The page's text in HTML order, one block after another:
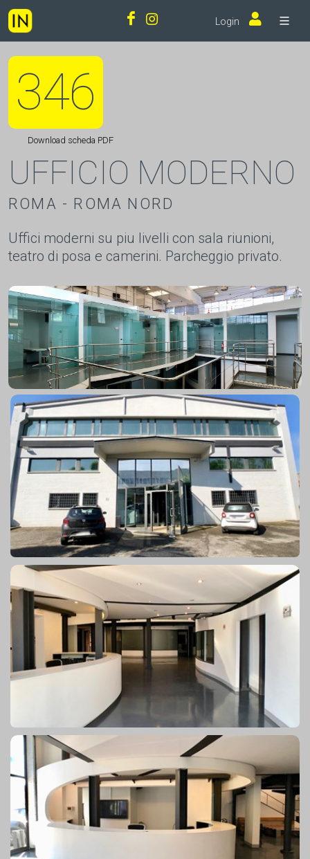
Login
346
Download scheda PDF
UFFICIO MODERNO
ROMA - ROMA NORD
Uffici moderni su piu livelli con sala riunioni,
teatro di posa e camerini. Parcheggio privato.